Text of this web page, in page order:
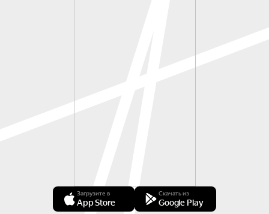
Загрузите в
App Store
Скачать из
Google Play